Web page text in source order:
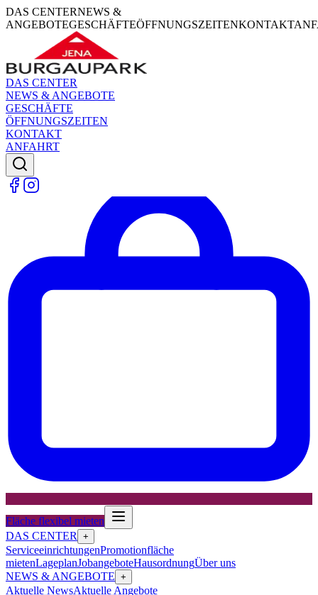
DAS CENTERNEWS &
ANGEBOTEGESCHÄFTEÖFFNUNGSZEITENKONTAKT
DAS CENTER
NEWS & ANGEBOTE
GESCHÄFTE
ÖFFNUNGSZEITEN
KONTAKT
ANFAHRT
Fläche flexibel mieten
DAS CENTER
+
ServiceeinrichtungenPromotionfläche
mietenLageplanJobangeboteHausordnungÜber uns
NEWS & ANGEBOTE +
Aktuelle NewsAktuelle Angebote